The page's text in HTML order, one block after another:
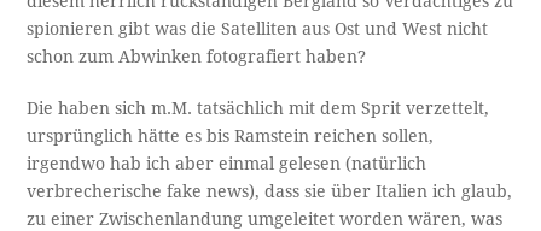
spionieren gibt was die Satelliten aus Ost und West nicht
schon zum Abwinken fotografiert haben?
Die haben sich m.M. tatsächlich mit dem Sprit verzettelt,
ursprünglich hätte es bis Ramstein reichen sollen,
irgendwo hab ich aber einmal gelesen (natürlich
verbrecherische fake news), dass sie über Italien ich glaub,
zu einer Zwischenlandung umgeleitet worden wären, was